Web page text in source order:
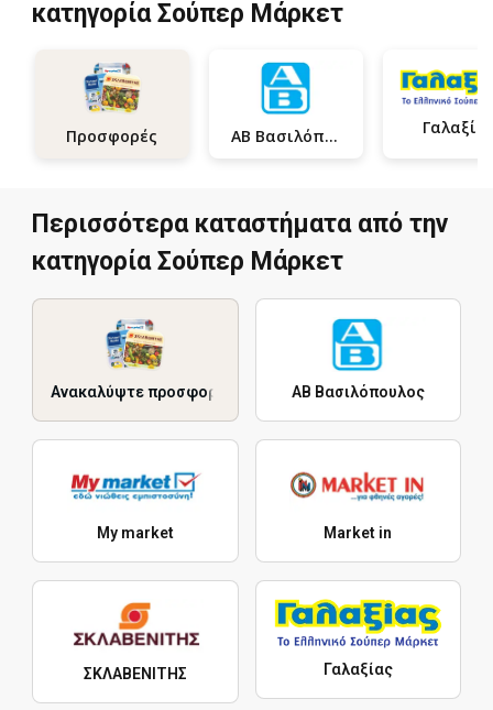
κατηγορία Σούπερ Μάρκετ
Προσφορές ΑΒ Βασιλόπουλος
Περισσότερα καταστήματα από την
κατηγορία Σούπερ Μάρκετ
Ανακαλύψτε προσφορές ΑΒ Βασιλόπουλος
My market Market in
ΣΚΛΑΒΕΝΙΤΗΣ Γαλαξίας